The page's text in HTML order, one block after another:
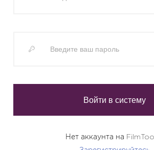
Нет аккаунта на